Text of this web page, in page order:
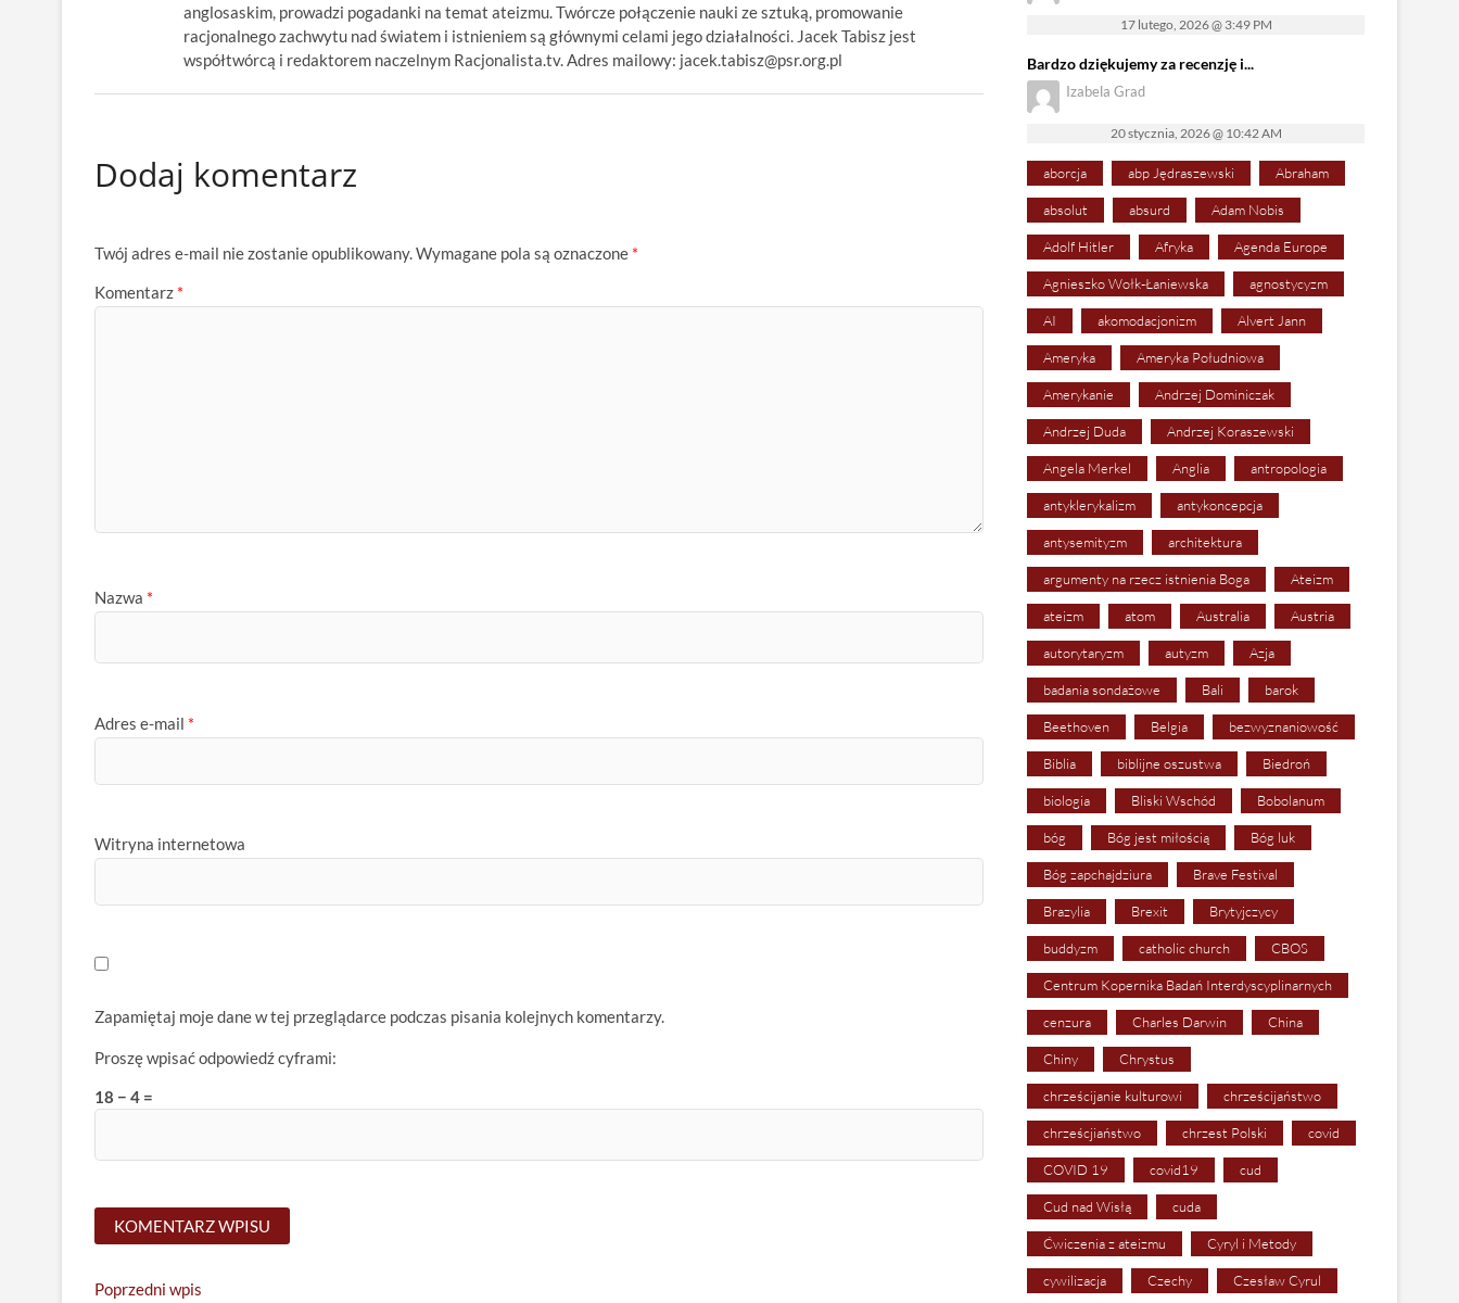
anglosaskim, prowadzi pogadanki na temat ateizmu. Twórcze połączenie nauki ze sztuką, promowanie
racjonalnego zachwytu nad światem i istnieniem są głównymi celami jego działalności. Jacek Tabisz jest
współtwórcą i redaktorem naczelnym Racjonalista.tv. Adres mailowy: jacek.tabisz@psr.org.pl
Dodaj komentarz
Twój adres e-mail nie zostanie opublikowany.Wymagane pola są oznaczone *
Komentarz *
Nazwa *
Adres e-mail *
Witryna internetowa
Zapamiętaj moje dane w tej przeglądarce podczas pisania kolejnych komentarzy.
Proszę wpisać odpowiedź cyframi:
18 − 4 =
Nawigacja
Poprzedni wpis
17 lutego, 2026 @ 3:49 PM
Bardzo dziękujemy za recenzję i...
Izabela Grad
20 stycznia, 2026 @ 10:42 AM
aborcja abp Jędraszewski Abraham
absolut absurd Adam Nobis
Adolf Hitler Afryka Agenda Europe
Agnieszko Wołk-Łaniewska agnostycyzm
AI akomodacjonizm Alvert Jann
Ameryka Ameryka Południowa
Amerykanie Andrzej Dominiczak
Andrzej Duda Andrzej Koraszewski
Angela Merkel Anglia antropologia
antyklerykalizm antykoncepcja
antysemityzm architektura
argumenty na rzecz istnienia Boga Ateizm
ateizm atom Australia Austria
autorytaryzm autyzm Azja
badania sondażowe Bali barok
Beethoven Belgia bezwyznaniowość
Biblia biblijne oszustwa Biedroń
biologia Bliski Wschód Bobolanum
bóg Bóg jest miłością Bóg luk
Bóg zapchajdziura Brave Festival
Brazylia Brexit Brytyjczycy
buddyzm catholic church CBOS
Centrum Kopernika Badań Interdyscyplinarnych
cenzura Charles Darwin China
Chiny Chrystus
chrześcijanie kulturowi chrześcijaństwo
chrześcjiaństwo chrzest Polski covid
COVID 19 covid19 cud
Cud nad Wisłą cuda
Ćwiczenia z ateizmu Cyryl i Metody
cywilizacja Czechy Czesław Cyrul